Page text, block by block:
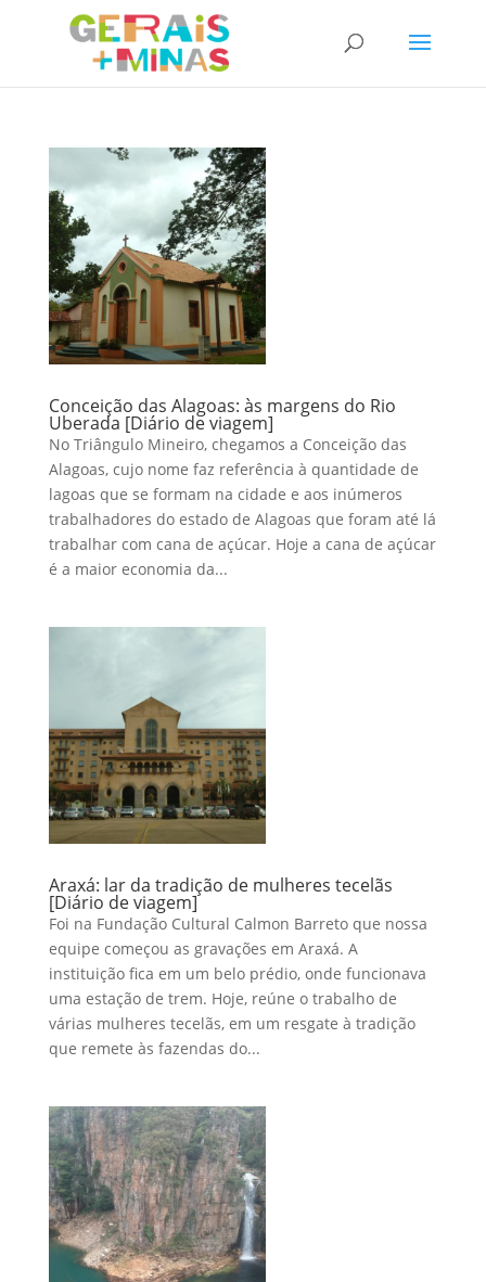
Conceição das Alagoas: às margens do Rio
Uberada [Diário de viagem]
No Triângulo Mineiro, chegamos a Conceição das
Alagoas, cujo nome faz referência à quantidade de
lagoas que se formam na cidade e aos inúmeros
trabalhadores do estado de Alagoas que foram até lá
trabalhar com cana de açúcar. Hoje a cana de açúcar
é a maior economia da...
Araxá: lar da tradição de mulheres tecelãs
[Diário de viagem]
Foi na Fundação Cultural Calmon Barreto que nossa
equipe começou as gravações em Araxá. A
instituição fica em um belo prédio, onde funcionava
uma estação de trem. Hoje, reúne o trabalho de
várias mulheres tecelãs, em um resgate à tradição
que remete às fazendas do...